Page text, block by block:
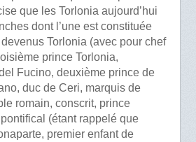
que les Torlonia aujourd’hui
dont l’une est constituée
Torlonia (avec pour chef
prince Torlonia,
Fucino, deuxième prince de
duc de Ceri, marquis de
romain, conscrit, prince
(étant rappelé que
premier enfant de